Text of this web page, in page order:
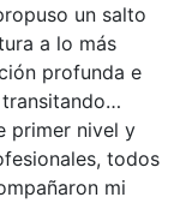
un salto
a lo más
profunda e
primer nivel y
todos
mi